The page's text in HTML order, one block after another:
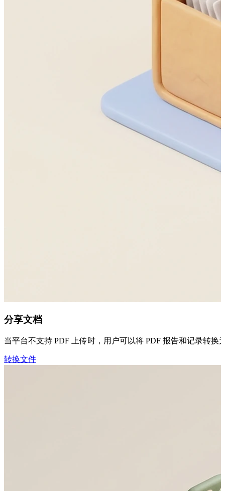
分享文档
当平台不支持 PDF 上传时，用户可以将 PDF 报告和记录转换
转换文件